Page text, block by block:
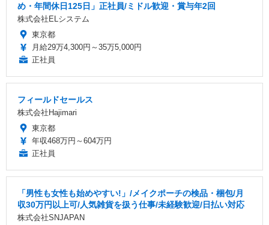
め・年間休日125日」正社員/ミドル歓迎・賞与年2回
株式会社ELシステム
東京都
月給29万4,300円～35万5,000円
正社員
フィールドセールス
株式会社Hajimari
東京都
年収468万円～604万円
正社員
「男性も女性も始めやすい!」/メイクポーチの検品・梱包/月
収30万円以上可/人気雑貨を扱う仕事/未経験歓迎/日払い対応
株式会社SNJAPAN